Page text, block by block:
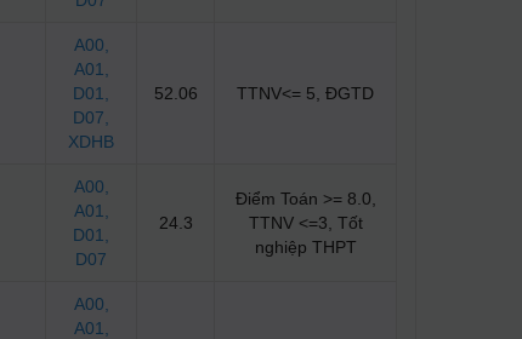
A00
A01
D01
D07
XDHB
52.06 TTNV<= 5, ĐGTD
A00
A01
D01
D07
24.3
Điểm Toán >= 8.0,
TTNV <=3, Tốt
nghiệp THPT
A00
A01